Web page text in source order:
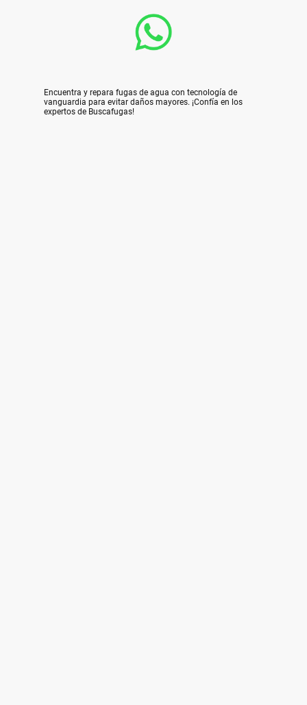
Encuentra y repara fugas de agua con tecnología de
vanguardia para evitar daños mayores. ¡Confía en los
expertos de Buscafugas!